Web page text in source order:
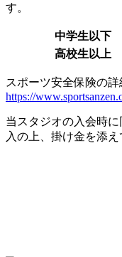
す。
中学生以下
高校生以上
スポーツ安全保険の
https://
当スタジオの入会時
入の上、掛け金を添え